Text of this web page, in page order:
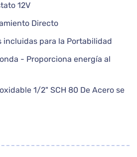
12V
Directo
incluidas para la Portabilidad
- Proporciona energía al
1/2" SCH 80 De Acero se